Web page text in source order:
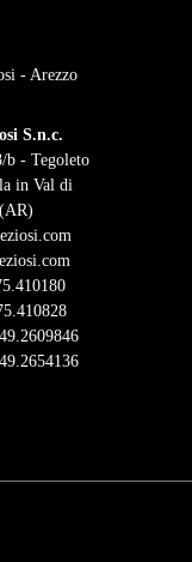
S.n.c.
b - Tegoleto
in Val di